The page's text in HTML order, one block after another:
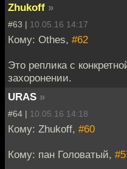
Zhukoff »
#63 | 10.05.16 14:17
Кому: Othes, #62
Это реплика с
захоронении.
URAS »
#64 | 10.05.16 14:18
Кому: Zhukoff, #60
Кому: пан Головатый,